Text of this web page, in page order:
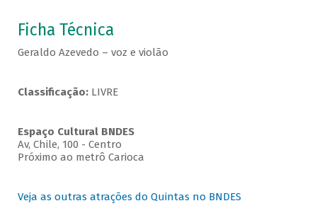
Ficha Técnica
Geraldo Azevedo – voz e violão
Classificação: LIVRE
Espaço Cultural BNDES
Av, Chile, 100 - Centro
Próximo ao metrô Carioca
Veja as outras atrações do Quintas no BNDES